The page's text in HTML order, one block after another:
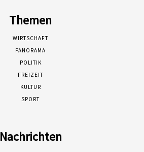
Themen
WIRTSCHAFT
PANORAMA
POLITIK
FREIZEIT
KULTUR
SPORT
Nachrichten